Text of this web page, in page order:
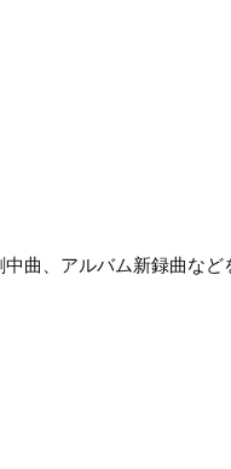
曲、アルバム新録曲など